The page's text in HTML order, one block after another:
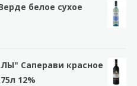
белое сухое
Саперави красное
12%